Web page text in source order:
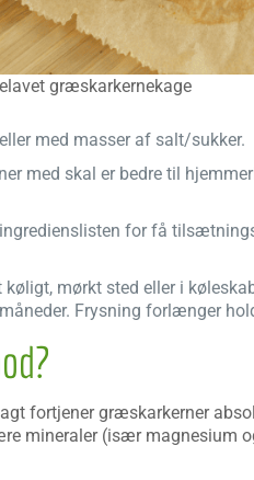
græskarkernekage
med masser af salt/sukker.
med skal er bedre til
for få
mørkt sted eller i
Frysning forlænger
fortjener græskarkerner
mineraler (især magnesium